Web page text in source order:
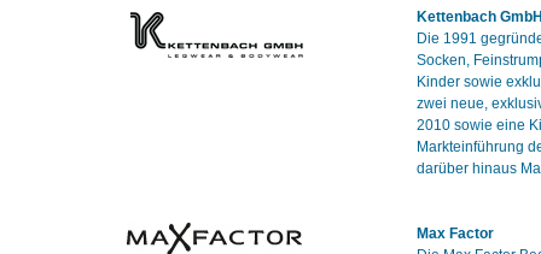
Kettenbach
Die 1991
Socken,
Kinder sowie
zwei neue,
2010 sowie eine
Markteinführung
darüber hinaus
Max Factor